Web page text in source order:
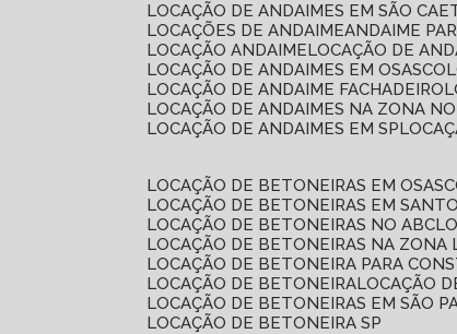
LOCAÇÃO DE ANDAIMES EM SÃO
LOCAÇÕES DE ANDAIME ANDAIME
LOCAÇÃO ANDAIME LOCAÇÃO DE
LOCAÇÃO DE ANDAIMES EM OSASCO
LOCAÇÃO DE ANDAIME FACHADEIRO
LOCAÇÃO DE ANDAIMES NA ZONA
LOCAÇÃO DE ANDAIMES EM SP
LOCAÇÃO DE BETONEIRAS EM
LOCAÇÃO DE BETONEIRAS EM
LOCAÇÃO DE BETONEIRAS NO ABC
LOCAÇÃO DE BETONEIRAS NA ZONA
LOCAÇÃO DE BETONEIRA PARA
LOCAÇÃO DE BETONEIRA LOCAÇÃO
LOCAÇÃO DE BETONEIRAS EM SÃO
LOCAÇÃO DE BETONEIRA SP